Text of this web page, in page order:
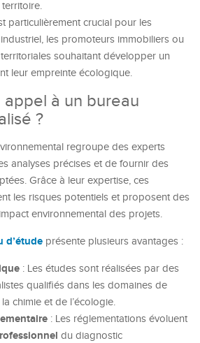
particulièrement crucial pour les
les promoteurs immobiliers ou
souhaitant développer un
leur empreinte écologique.
à un bureau
?
regroupe des experts
analyses précises et de fournir des
Grâce à leur expertise, ces
les risques potentiels et proposent des
environnemental des projets.
d’étude présente plusieurs avantages :
: Les études sont réalisées par des
qualifiés dans les domaines de
chimie et de l’écologie.
: Les réglementations évoluent
du diagnostic